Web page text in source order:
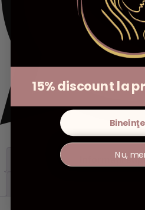
Descriere Informații
15% discount la
Nu,